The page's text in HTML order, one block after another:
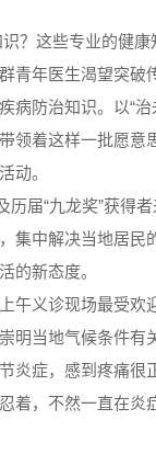
？这些专业的健
青年医生渴望突破
病防治知识。以“
领着这样一批愿意
动。
届“九龙奖”获得
集中解决当地居民
的新态度。
义诊现场最受欢
明当地气候条件有
炎症，感到疼痛很
着，不然一直在炎